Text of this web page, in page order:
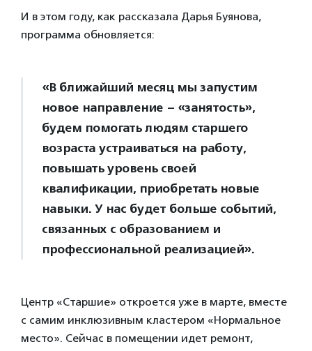
И в этом году, как рассказала Дарья Буянова,
программа обновляется:
«В ближайший месяц мы запустим
новое направление – «занятость»,
будем помогать людям старшего
возраста устраиваться на работу,
повышать уровень своей
квалификации, приобретать новые
навыки. У нас будет больше событий,
связанных с образованием и
профессиональной реализацией».
Центр «Старшие» откроется уже в марте, вместе
с самим инклюзивным кластером «Нормальное
место». Сейчас в помещении идет ремонт,